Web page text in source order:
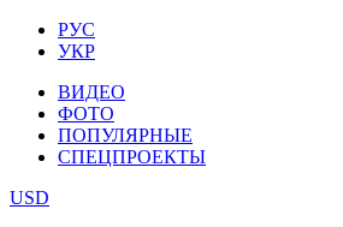
РУС
УКР
ВИДЕО
ФОТО
ПОПУЛЯРНЫЕ
СПЕЦПРОЕКТЫ
USD